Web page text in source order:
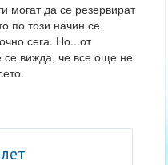
могат да се резервират
по този начин се
сега. Но...от
се вижда, че все още не